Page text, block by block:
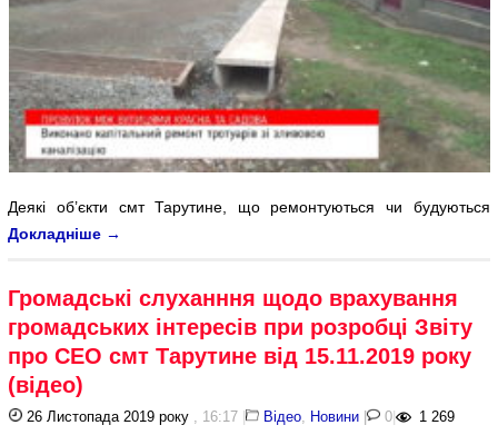
Деякі об’єкти смт Тарутине, що ремонтуються чи будуються
Докладніше →
Громадські слуханння щодо врахування
громадських інтересів при розробці Звіту
про СЕО смт Тарутине від 15.11.2019 року
(відео)
26 Листопада 2019 року , 16:17 | Відео Новини | 0| 1 269